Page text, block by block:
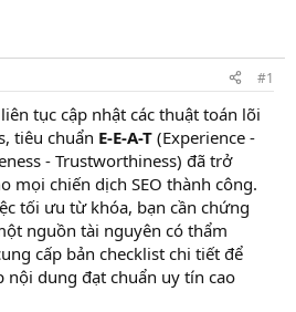
#1
tục cập nhật các thuật toán lõi
tiêu chuẩn E-E-A-T (Experience -
- Trustworthiness) đã trở
mọi chiến dịch SEO thành công.
tối ưu từ khóa, bạn cần chứng
nguồn tài nguyên có thẩm
cấp bản checklist chi tiết để
nội dung đạt chuẩn uy tín cao